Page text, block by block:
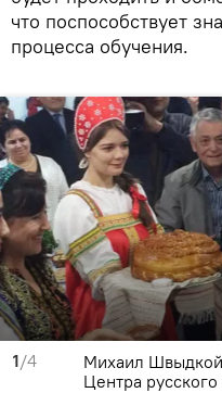
что поспособствует
процесса обучения.
1/4
Михаил
Центра